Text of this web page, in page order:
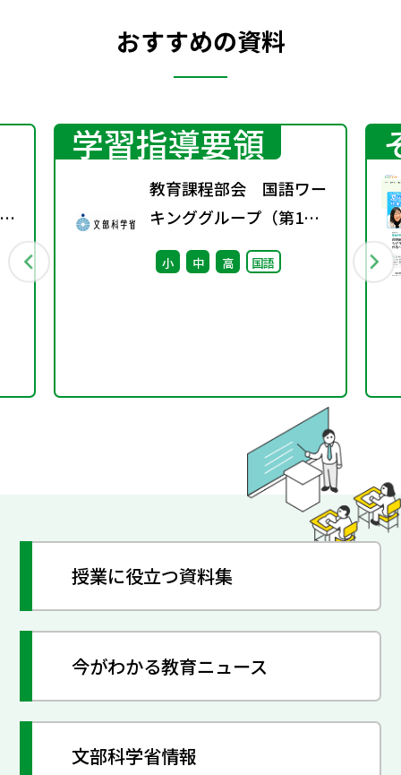
おすすめの資料
学習指導要領
教育課程部会 国語ワー
キンググループ（第1
回） 配付資料
小 中 高 国語
授業に役立つ資料集
今がわかる教育ニュース
文部科学省情報